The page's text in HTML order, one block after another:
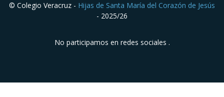
© Colegio Veracruz - Hijas de Santa María del Corazón de Jesús
- 2025/26
No participamos en redes sociales .